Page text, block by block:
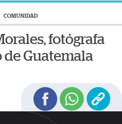
COMUNIDAD
fotógrafa
Guatemala